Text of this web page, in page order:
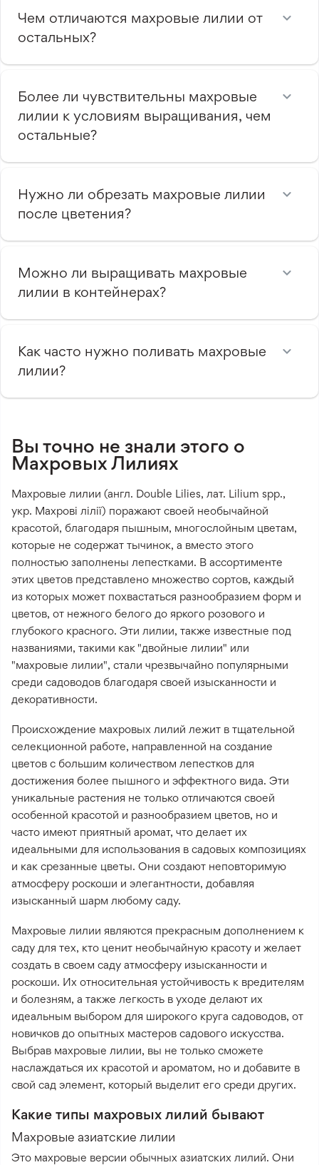
Чем отличаются махровые лилии от
остальных?
Более ли чувствительны махровые
лилии к условиям выращивания, чем
остальные?
Нужно ли обрезать махровые лилии
после цветения?
Можно ли выращивать махровые
лилии в контейнерах?
Как часто нужно поливать махровые
лилии?
Вы точно не знали этого о
Махровых Лилиях
Махровые лилии (англ. Double Lilies, лат. Lilium spp.,
укр. Махрові лілії) поражают своей необычайной
красотой, благодаря пышным, многослойным цветам,
которые не содержат тычинок, а вместо этого
полностью заполнены лепестками. В ассортименте
этих цветов представлено множество сортов, каждый
из которых может похвастаться разнообразием форм и
цветов, от нежного белого до яркого розового и
глубокого красного. Эти лилии, также известные под
названиями, такими как "двойные лилии" или
"махровые лилии", стали чрезвычайно популярными
среди садоводов благодаря своей изысканности и
декоративности.
Происхождение махровых лилий лежит в тщательной
селекционной работе, направленной на создание
цветов с большим количеством лепестков для
достижения более пышного и эффектного вида. Эти
уникальные растения не только отличаются своей
особенной красотой и разнообразием цветов, но и
часто имеют приятный аромат, что делает их
идеальными для использования в садовых композициях
и как срезанные цветы. Они создают неповторимую
атмосферу роскоши и элегантности, добавляя
изысканный шарм любому саду.
Махровые лилии являются прекрасным дополнением к
саду для тех, кто ценит необычайную красоту и желает
создать в своем саду атмосферу изысканности и
роскоши. Их относительная устойчивость к вредителям
и болезням, а также легкость в уходе делают их
идеальным выбором для широкого круга садоводов, от
новичков до опытных мастеров садового искусства.
Выбрав махровые лилии, вы не только сможете
наслаждаться их красотой и ароматом, но и добавите в
свой сад элемент, который выделит его среди других.
Какие типы махровых лилий бывают
Махровые азиатские лилии
Это махровые версии обычных азиатских лилий. Они